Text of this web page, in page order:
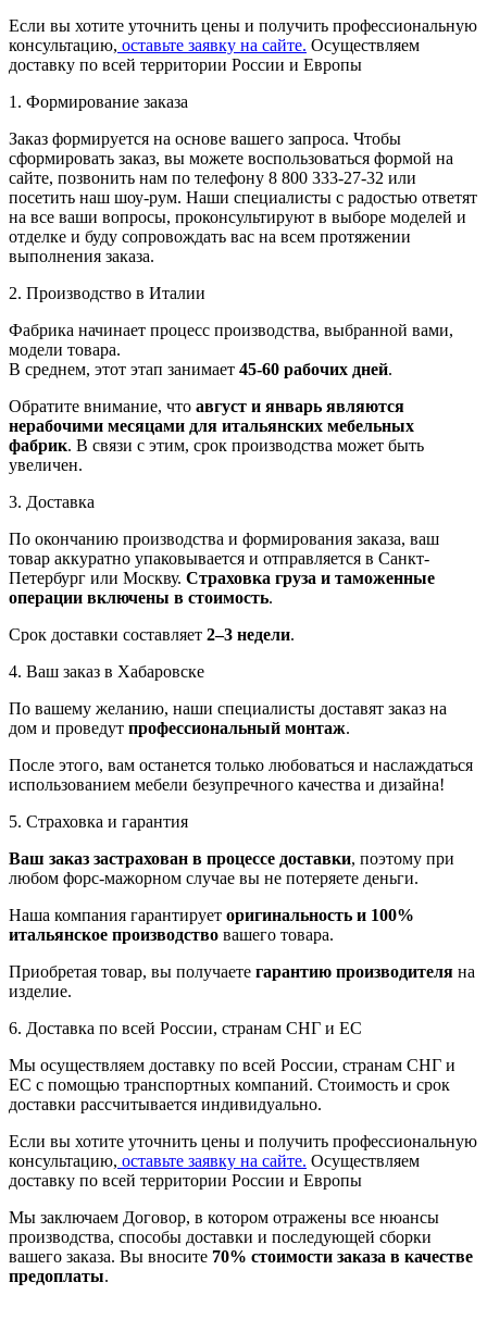
Если вы хотите уточнить цены и получить профессиональную
консультацию, оставьте заявку на сайте. Осуществляем
доставку по всей территории России и Европы
1. Формирование заказа
Заказ формируется на основе вашего запроса. Чтобы
сформировать заказ, вы можете воспользоваться формой на
сайте, позвонить нам по телефону 8 800 333-27-32 или
посетить наш шоу-рум. Наши специалисты с радостью ответят
на все ваши вопросы, проконсультируют в выборе моделей и
отделке и буду сопровождать вас на всем протяжении
выполнения заказа.
2. Производство в Италии
Фабрика начинает процесс производства, выбранной вами,
модели товара.
В среднем, этот этап занимает 45-60 рабочих дней.
Обратите внимание, что август и январь являются
нерабочими месяцами для итальянских мебельных
фабрик. В связи с этим, срок производства может быть
увеличен.
3. Доставка
По окончанию производства и формирования заказа, ваш
товар аккуратно упаковывается и отправляется в Санкт-
Петербург или Москву. Страховка груза и таможенные
операции включены в стоимость.
Срок доставки составляет 2–3 недели.
4. Ваш заказ в Хабаровске
По вашему желанию, наши специалисты доставят заказ на
дом и проведут профессиональный монтаж.
После этого, вам останется только любоваться и наслаждаться
использованием мебели безупречного качества и дизайна!
5. Страховка и гарантия
Ваш заказ застрахован в процессе доставки, поэтому при
любом форс-мажорном случае вы не потеряете деньги.
Наша компания гарантирует оригинальность и 100%
итальянское производство вашего товара.
Приобретая товар, вы получаете гарантию производителя на
изделие.
6. Доставка по всей России, странам СНГ и ЕС
Мы осуществляем доставку по всей России, странам СНГ и
ЕС с помощью транспортных компаний. Стоимость и срок
доставки рассчитывается индивидуально.
Если вы хотите уточнить цены и получить профессиональную
консультацию, оставьте заявку на сайте. Осуществляем
доставку по всей территории России и Европы
Мы заключаем Договор, в котором отражены все нюансы
производства, способы доставки и последующей сборки
вашего заказа. Вы вносите 70% стоимости заказа в качестве
предоплаты.